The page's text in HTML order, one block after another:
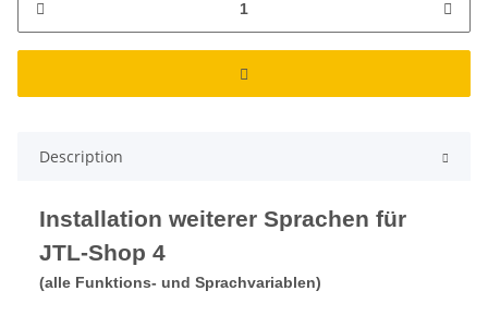
Description
Installation weiterer Sprachen für
JTL-Shop 4
(alle Funktions- und Sprachvariablen)